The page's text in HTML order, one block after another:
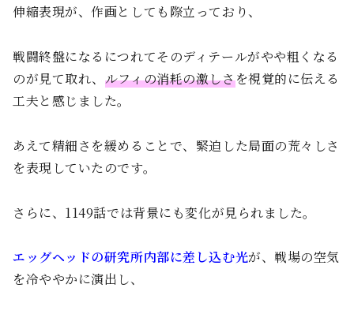
伸縮表現が、作画としても際立っており、
戦闘終盤になるにつれてそのディテールがやや粗くなる
のが見て取れ、 ルフィの消耗の激しさを視覚的に伝える
工夫と感じました。
あえて精細さを緩めることで、緊迫した局面の荒々しさ
を表現していたのです。
さらに、1149話では背景にも変化が見られました。
エッグヘッドの研究所内部に差し込む光が、戦場の空気
を冷ややかに演出し、